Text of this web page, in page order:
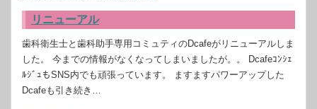
リニューアル
歯科衛生士と歯科助手専用コミュティのDcafeがリニューアルしま
した。 今までの情報がなくなってしまいましたが。。 Dcafeｺﾝｼｪ
ﾙｼﾞｭもSNS内でも頑張っています。 ますますパワーアップした
Dcafeも引き続き…